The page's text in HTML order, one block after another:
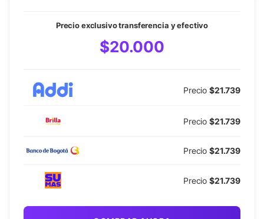
Precio exclusivo transferencia y efectivo
$20.000
Precio $21.739
Precio $21.739
Precio $21.739
Precio $21.739